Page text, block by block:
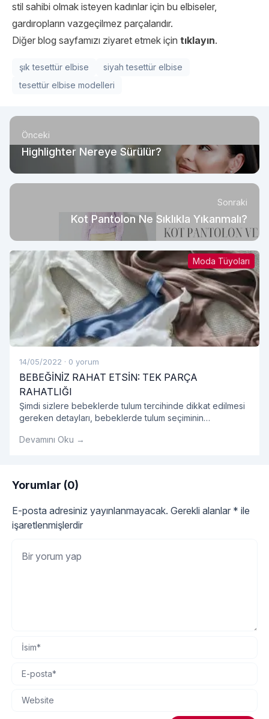
stil sahibi olmak isteyen kadınlar için bu elbiseler,
gardıropların vazgeçilmez parçalarıdır.
Diğer blog sayfamızı ziyaret etmek için tıklayın.
şık tesettür elbise
siyah tesettür elbise
tesettür elbise modelleri
Önceki
Highlighter Nereye Sürülür?
Sonraki
Kot Pantolon Ne Sıklıkla Yıkanmalı?
Moda Tüyoları
14/05/2022 · 0 yorum
BEBEĞİNİZ RAHAT ETSİN: TEK PARÇA
RAHATLIĞI
Şimdi sizlere bebeklerde tulum tercihinde dikkat edilmesi
gereken detayları, bebeklerde tulum seçiminin
tüm detayları sırasıyla açıklayalım.
Devamını Oku →
Yorumlar (0)
E-posta adresiniz yayınlanmayacak. Gerekli alanlar * ile
işaretlenmişlerdir